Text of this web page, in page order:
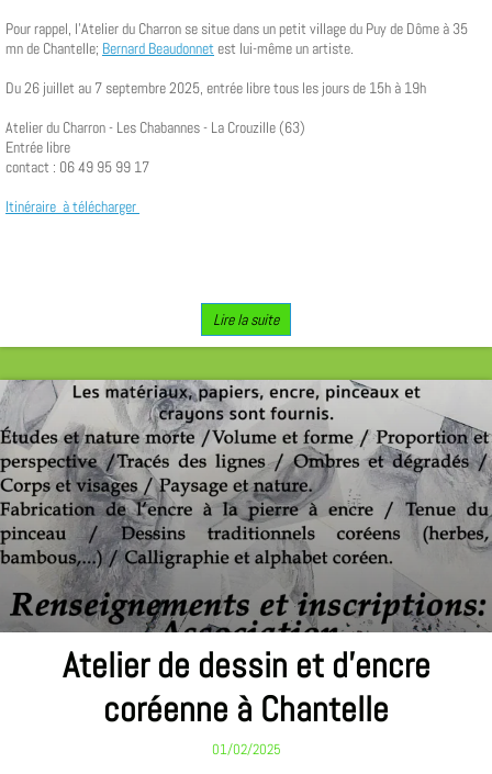
Pour rappel, l'Atelier du Charron se situe dans un petit village du Puy de Dôme à 35
mn de Chantelle; Bernard Beaudonnetest lui-même un artiste.
Du 26 juillet au 7 septembre 2025, entrée libre tous les jours de 15h à 19h
Atelier du Charron - Les Chabannes - La Crouzille (63)
Entrée libre
contact : 06 49 95 99 17
Itinéraire à télécharger
Lire la suite
Atelier de dessin et d'encre
coréenne à Chantelle
01/02/2025